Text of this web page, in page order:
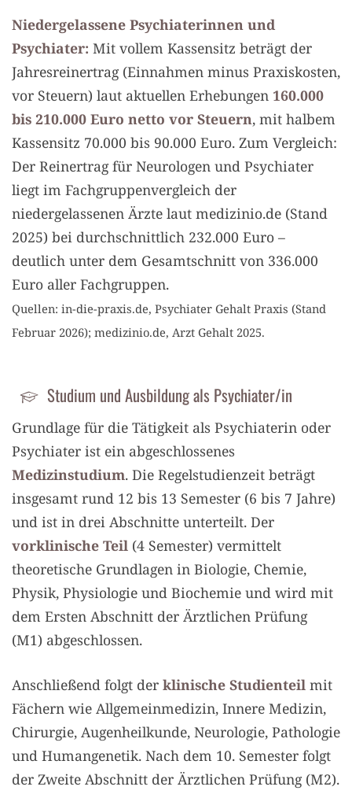
Niedergelassene Psychiaterinnen und
Psychiater: Mit vollem Kassensitz beträgt der
Jahresreinertrag (Einnahmen minus Praxiskosten,
vor Steuern) laut aktuellen Erhebungen 160.000
bis 210.000 Euro netto vor Steuern, mit halbem
Kassensitz 70.000 bis 90.000 Euro. Zum Vergleich:
Der Reinertrag für Neurologen und Psychiater
liegt im Fachgruppenvergleich der
niedergelassenen Ärzte laut medizinio.de (Stand
2025) bei durchschnittlich 232.000 Euro –
deutlich unter dem Gesamtschnitt von 336.000
Euro aller Fachgruppen.
Quellen: in-die-praxis.de, Psychiater Gehalt Praxis (Stand
Februar 2026); medizinio.de, Arzt Gehalt 2025.
Studium und Ausbildung als Psychiater/in
Grundlage für die Tätigkeit als Psychiaterin oder
Psychiater ist ein abgeschlossenes
Medizinstudium. Die Regelstudienzeit beträgt
insgesamt rund 12 bis 13 Semester (6 bis 7 Jahre)
und ist in drei Abschnitte unterteilt. Der
vorklinische Teil (4 Semester) vermittelt
theoretische Grundlagen in Biologie, Chemie,
Physik, Physiologie und Biochemie und wird mit
dem Ersten Abschnitt der Ärztlichen Prüfung
(M1) abgeschlossen.
Anschließend folgt der klinische Studienteil mit
Fächern wie Allgemeinmedizin, Innere Medizin,
Chirurgie, Augenheilkunde, Neurologie, Pathologie
und Humangenetik. Nach dem 10. Semester folgt
der Zweite Abschnitt der Ärztlichen Prüfung (M2).